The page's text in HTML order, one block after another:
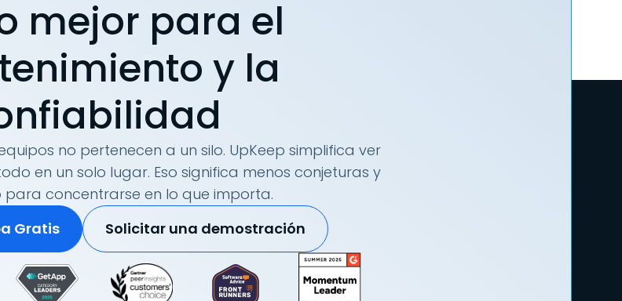
mejor para el
y la
no pertenecen a un silo. UpKeep simplifica ver
en un solo lugar. Eso significa menos conjeturas y
para concentrarse en lo que importa.
Gratis
Solicitar una demostración